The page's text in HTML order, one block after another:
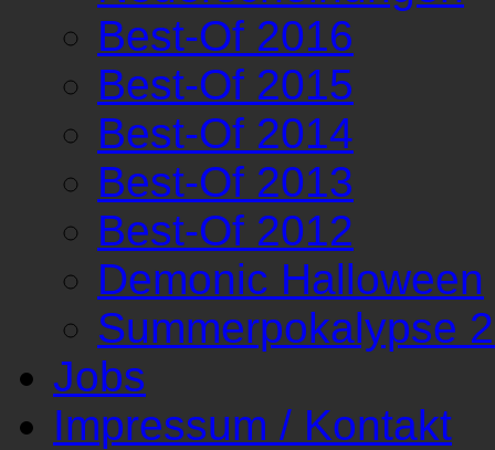
Best-Of 2016
Best-Of 2015
Best-Of 2014
Best-Of 2013
Best-Of 2012
Demonic Halloween
Summerpokalypse
Jobs
Impressum / Kontakt